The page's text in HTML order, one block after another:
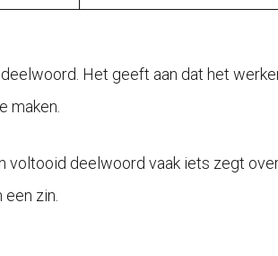
Het geeft aan dat het
maken.
deelwoord vaak iets zegt
zin.